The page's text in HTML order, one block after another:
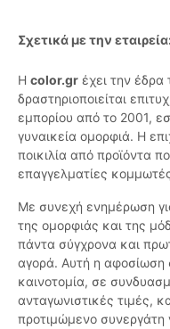
Σχετικά με την
Η color.gr έχει την έδρα
δραστηριοποιείται
εμπορίου από το 2001,
γυναικεία ομορφιά. Η
ποικιλία από προϊόντα
επαγγελματίες
Με συνεχή ενημέρωση
της ομορφιάς και της
πάντα σύγχρονα και
αγορά. Αυτή η αφοσίωση
καινοτομία, σε
ανταγωνιστικές τιμές,
προτιμώμενο συνεργάτη